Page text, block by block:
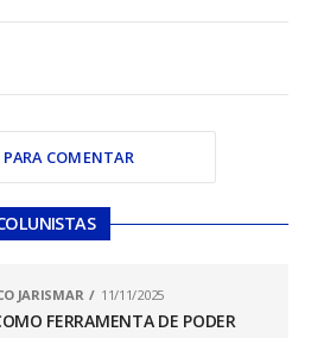
PARA COMENTAR
JARISMAR 11/11/2025
FERRAMENTA DE PODER